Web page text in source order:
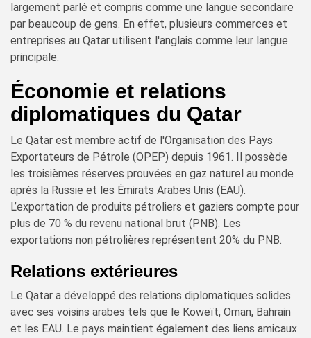
largement parlé et compris comme une langue secondaire
par beaucoup de gens. En effet, plusieurs commerces et
entreprises au Qatar utilisent l'anglais comme leur langue
principale.
Économie et relations
diplomatiques du Qatar
Le Qatar est membre actif de l'Organisation des Pays
Exportateurs de Pétrole (OPEP) depuis 1961. Il possède
les troisièmes réserves prouvées en gaz naturel au monde
après la Russie et les Émirats Arabes Unis (EAU).
L’exportation de produits pétroliers et gaziers compte pour
plus de 70 % du revenu national brut (PNB). Les
exportations non pétrolières représentent 20% du PNB.
Relations extérieures
Le Qatar a développé des relations diplomatiques solides
avec ses voisins arabes tels que le Koweït, Oman, Bahrain
et les EAU. Le pays maintient également des liens amicaux